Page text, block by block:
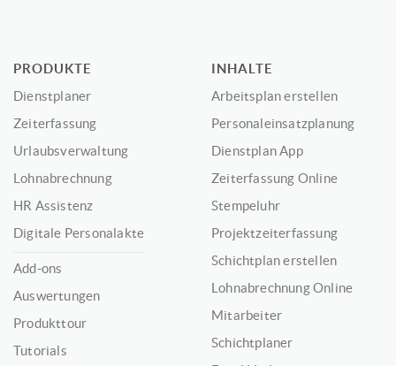
PRODUKTE
Dienstplaner
Zeiterfassung
Urlaubsverwaltung
Lohnabrechnung
HR Assistenz
Digitale Personalakte
Add-ons
Auswertungen
Produkttour
Tutorials
INHALTE
Arbeitsplan erstellen
Personaleinsatzplanung
Dienstplan App
Zeiterfassung Online
Stempeluhr
Projektzeiterfassung
Schichtplan erstellen
Lohnabrechnung Online
Mitarbeiter
Schichtplaner